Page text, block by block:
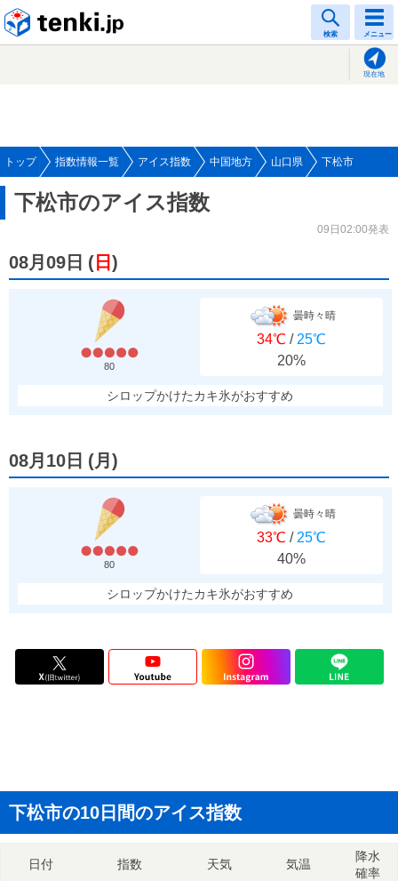
検索 メニュー
現在地
トップ 指数情報一覧 アイス指数 中国地方 山口県 下松市
下松市のアイス指数
09日02:00発表
08月09日 ( 日 )
80
曇時々晴
34℃ / 25℃
20%
シロップかけたカキ氷がおすすめ
08月10日 (月 )
80
曇時々晴
33℃ / 25℃
40%
シロップかけたカキ氷がおすすめ
下松市の10日間のアイス指数
日付 指数 天気 気温
降水
確率